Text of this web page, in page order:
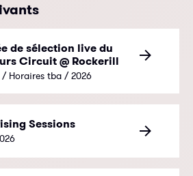
de sélection live du
Circuit @ Rockerill
/ Horaires tba / 2026
Sessions